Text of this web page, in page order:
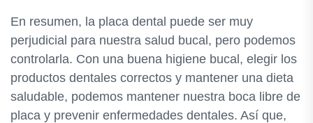
En resumen, la placa dental puede ser muy
perjudicial para nuestra salud bucal, pero podemos
controlarla. Con una buena higiene bucal, elegir los
productos dentales correctos y mantener una dieta
saludable, podemos mantener nuestra boca libre de
placa y prevenir enfermedades dentales. Así que,